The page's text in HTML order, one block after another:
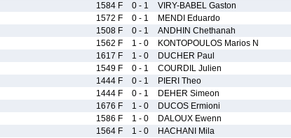
1584 F 0 - 1 VIRY-BABEL Gaston
1572 F 0 - 1 MENDI Eduardo
1508 F 0 - 1 ANDHIN Chethanah
1562 F 1 - 0 KONTOPOULOS Marios N
1617 F 1 - 0 DUCHER Paul
1549 F 0 - 1 COURDIL Julien
1444 F 0 - 1 PIERI Theo
1444 F 0 - 1 DEHER Simeon
1676 F 1 - 0 DUCOS Ermioni
1586 F 1 - 0 DALOUX Ewenn
1564 F 1 - 0 HACHANI Mila